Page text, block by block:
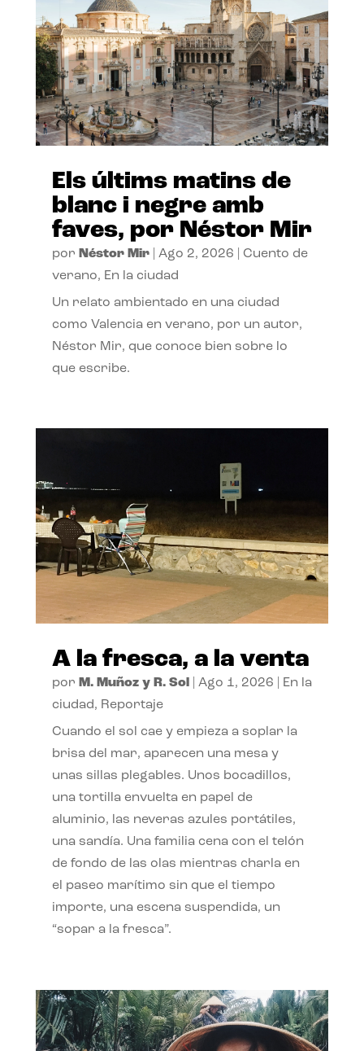
Els últims matins de
blanc i negre amb
faves, por Néstor Mir
por Néstor Mir| Ago 2, 2026
Cuento de
verano, En la ciudad
Un relato ambientado en una ciudad
como Valencia en verano, por un autor,
Néstor Mir, que conoce bien sobre lo
que escribe.
A la fresca, a la venta
por M. Muñoz y R. Sol| Ago 1, 2026
En la
ciudad, Reportaje
Cuando el sol cae y empieza a soplar la
brisa del mar, aparecen una mesa y
unas sillas plegables. Unos bocadillos,
una tortilla envuelta en papel de
aluminio, las neveras azules portátiles,
una sandía. Una familia cena con el telón
de fondo de las olas mientras charla en
el paseo marítimo sin que el tiempo
importe, una escena suspendida, un
“sopar a la fresca”.